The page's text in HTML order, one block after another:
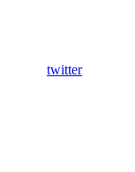
twitter